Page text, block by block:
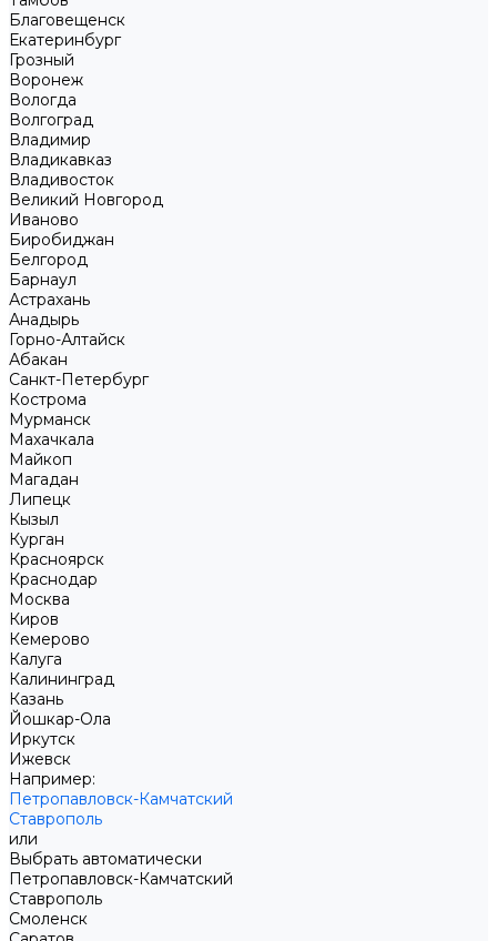
Благовещенск
Екатеринбург
Грозный
Воронеж
Вологда
Волгоград
Владимир
Владикавказ
Владивосток
Великий Новгород
Иваново
Биробиджан
Белгород
Барнаул
Астрахань
Анадырь
Горно-Алтайск
Абакан
Санкт-Петербург
Кострома
Мурманск
Махачкала
Майкоп
Магадан
Липецк
Кызыл
Курган
Красноярск
Краснодар
Москва
Киров
Кемерово
Калуга
Калининград
Казань
Йошкар-Ола
Иркутск
Ижевск
Например:
Петропавловск-Камчатский
Ставрополь
или
Выбрать автоматически
Петропавловск-Камчатский
Ставрополь
Смоленск